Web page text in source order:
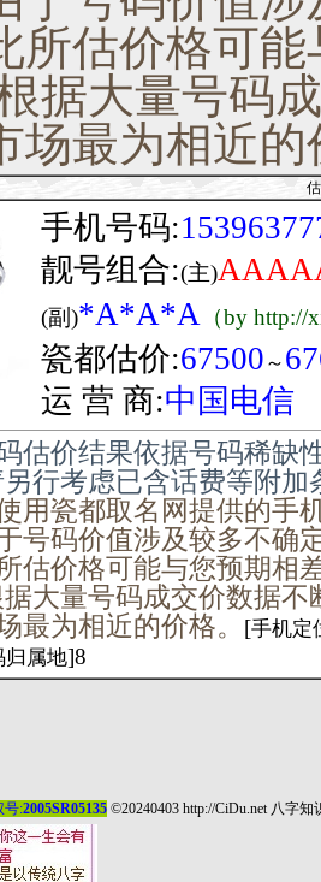
所估价格可
据大量号码
场最为相近的
手机号码:
靓号组合:(主)
(副)*A*A*A （by
瓷都估价:67500 ～
运 营 商:中国电信
价结果依据号码稀缺
行考虑已含话费等附加
瓷都取名网提供的手
号码价值涉及较多不确
估价格可能与您预期相
大量号码成交价数据不
最为相近的价格。
[手机定
归属地]8
号:2005SR05135 ©20240403 http://CiDu.net 八字知